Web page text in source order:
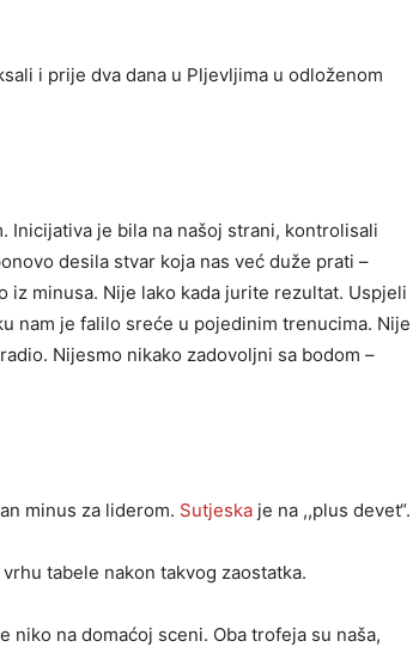
i prije dva dana u Pljevljima u odloženom
Inicijativa je bila na našoj strani, kontrolisali
desila stvar koja nas već duže prati –
minusa. Nije lako kada jurite rezultat. Uspjeli
nam je falilo sreće u pojedinim trenucima. Nije
Nijesmo nikako zadovoljni sa bodom –
minus za liderom. Sutjeska je na ,,plus devet“.
tabele nakon takvog zaostatka.
na domaćoj sceni. Oba trofeja su naša,